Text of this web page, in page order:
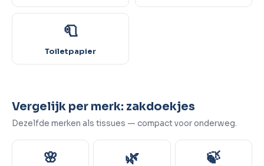
🧻
Toiletpapier
Vergelijk per merk: zakdoekjes
Dezelfde merken als tissues — compact voor onderweg.
🌸 🌿 🍃